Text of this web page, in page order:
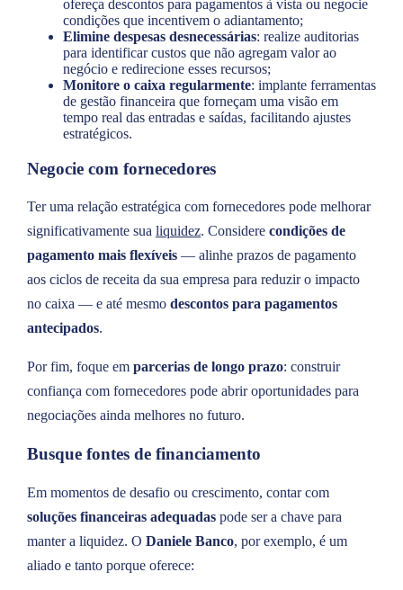
ofereça descontos para pagamentos à vista ou negocie
condições que incentivem o adiantamento;
Elimine despesas desnecessárias: realize auditorias
para identificar custos que não agregam valor ao
negócio e redirecione esses recursos;
Monitore o caixa regularmente: implante ferramentas
de gestão financeira que forneçam uma visão em
tempo real das entradas e saídas, facilitando ajustes
estratégicos.
Negocie com fornecedores
Ter uma relação estratégica com fornecedores pode melhorar
significativamente sua liquidez. Considere condições de
pagamento mais flexíveis — alinhe prazos de pagamento
aos ciclos de receita da sua empresa para reduzir o impacto
no caixa — e até mesmo descontos para pagamentos
antecipados.
Por fim, foque em parcerias de longo prazo: construir
confiança com fornecedores pode abrir oportunidades para
negociações ainda melhores no futuro.
Busque fontes de financiamento
Em momentos de desafio ou crescimento, contar com
soluções financeiras adequadas pode ser a chave para
manter a liquidez. O Daniele Banco, por exemplo, é um
aliado e tanto porque oferece: